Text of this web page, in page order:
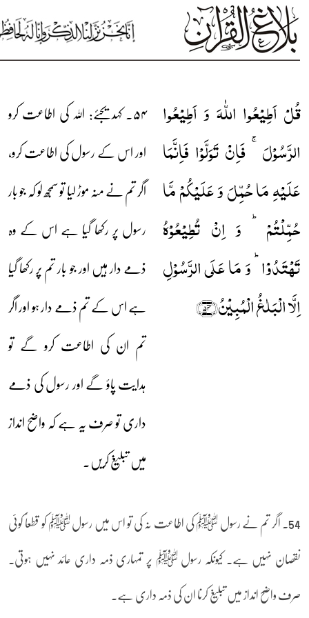
قُلۡ اَطِیۡعُوا اللّٰہَ وَ اَطِیۡعُوا
الرَّسُوۡلَ ۚ فَاِنۡ تَوَلَّوۡا فَاِنَّمَا
عَلَیۡہِ مَا حُمِّلَ وَ عَلَیۡکُمۡ مَّا
حُمِّلۡتُمۡ ؕ وَ اِنۡ تُطِیۡعُوۡہُ
تَہۡتَدُوۡا ؕ وَ مَا عَلَی الرَّسُوۡلِ
اِلَّا الۡبَلٰغُ الۡمُبِیۡنُ﴿۵۴﴾
۵۴۔ کہدیجئے: اللہ کی اطاعت کرو
اور اس کے رسول کی اطاعت کرو،
اگر تم نے منہ موڑ لیا تو سمجھ لو کہ جو بار
رسول پر رکھا گیا ہے اس کے وہ
ذمے دار ہیں اور جو بار تم پر رکھا گیا
ہے اس کے تم ذمے دار ہو اور اگر
تم ان کی اطاعت کرو گے تو
ہدایت پاؤ گے اور رسول کی ذمے
داری تو صرف یہ ہے کہ واضح انداز
میں تبلیغ کریں۔
54۔ اگر تم نے رسول ﷺ کی اطاعت نہ کی تو اس میں رسول ﷺ کو قطعاً کوئی
نقصان نہیں ہے۔ کیونکہ رسول ﷺ پر تمہاری ذمہ داری عائد نہیں ہوتی۔
صرف واضح انداز میں تبلیغ کرنا ان کی ذمہ داری ہے۔